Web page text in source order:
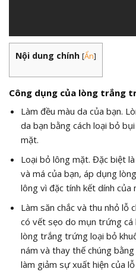
Nội dung chính [Ẩn]
Công dụng của lòng trắng
Làm đều màu da của bạn.
da bạn bằng cách loại bỏ
mặt.
Loại bỏ lông mặt. Đặc biệt
và má của bạn, áp dụng
lông vì đặc tính kết dính của
Làm săn chắc và thu nhỏ lỗ
có vết sẹo do mụn trứng cá
lòng trắng trứng loại bỏ
nám và thay thế chúng
làm giảm sự xuất hiện của